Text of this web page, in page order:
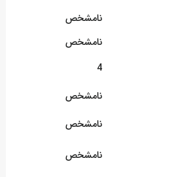
نامشخص
نامشخص
4
نامشخص
نامشخص
نامشخص